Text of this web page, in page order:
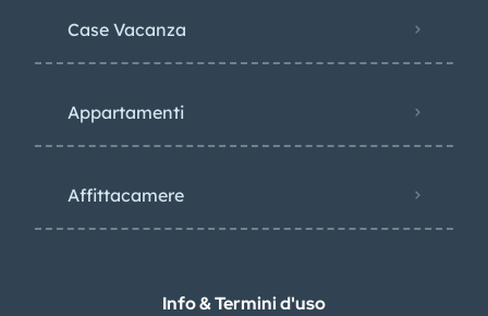
Case Vacanza
Appartamenti
Affittacamere
Info & Termini d'uso